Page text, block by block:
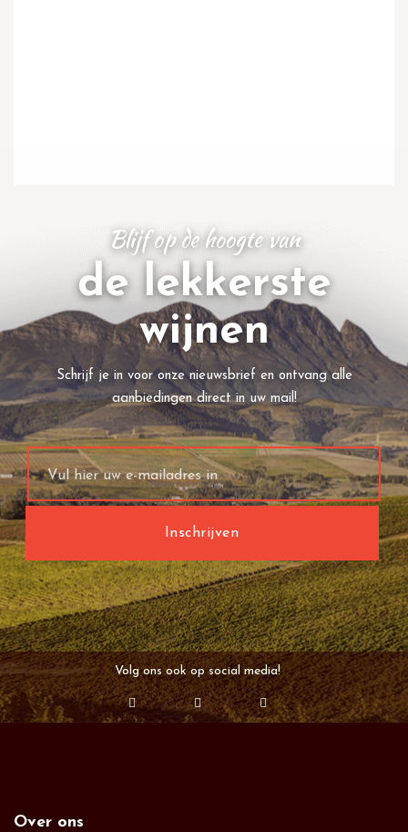
Blijf op de hoogte van
de lekkerste
wijnen
Schrijf je in voor onze nieuwsbrief en ontvang alle
aanbiedingen direct in uw mail!
Volg ons ook op social media!
Over ons